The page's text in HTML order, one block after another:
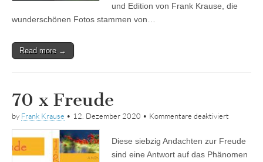
und Edition von Frank Krause, die
wunderschönen Fotos stammen von…
Read more →
70 x Freude
by Frank Krause • 12. Dezember 2020 • Kommentare deaktiviert
Freude
Diese siebzig Andachten zur Freude
sind eine Antwort auf das Phänomen